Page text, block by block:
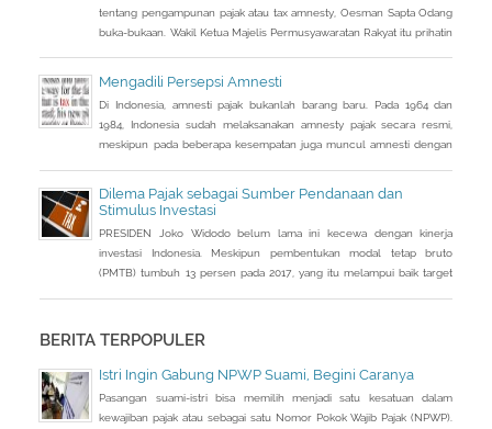
tentang pengampunan pajak atau tax amnesty, Oesman Sapta Odang
buka-bukaan. Wakil Ketua Majelis Permusyawaratan Rakyat itu prihatin
tengah lemahnya penerimaan pajak, banyak uang warga Indonesia
justru diparkir di
Mengadili Persepsi Amnesti
Di Indonesia, amnesti pajak bukanlah barang baru. Pada 1964 dan
1984, Indonesia sudah melaksanakan amnesty pajak secara resmi,
meskipun pada beberapa kesempatan juga muncul amnesti dengan
Dilema Pajak sebagai Sumber Pendanaan dan
Stimulus Investasi
PRESIDEN Joko Widodo belum lama ini kecewa dengan kinerja
investasi Indonesia. Meskipun pembentukan modal tetap bruto
(PMTB) tumbuh 13 persen pada 2017, yang itu melampui baik target
memuaskannya.
BERITA TERPOPULER
Istri Ingin Gabung NPWP Suami, Begini Caranya
Pasangan suami-istri bisa memilih menjadi satu kesatuan dalam
kewajiban pajak atau sebagai satu Nomor Pokok Wajib Pajak (NPWP).